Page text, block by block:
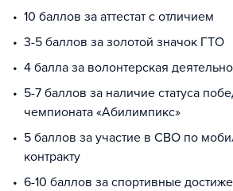
10 баллов за аттестат с отличием
3-5 баллов за золотой значок ГТО
4 балла за волонтерская
5-7 баллов за наличие статуса
чемпионата «Абилимпикс»
5 баллов за участие в СВО по
контракту
6-10 баллов за спортивные